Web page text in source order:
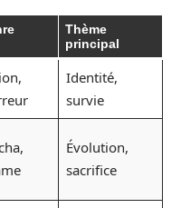
Thème
principal
Identité,
survie
Évolution,
sacrifice